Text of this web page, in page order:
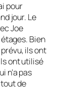
pour
jour. Le
Joe
Bien
ils ont
ont utilisé
n’a pas
de